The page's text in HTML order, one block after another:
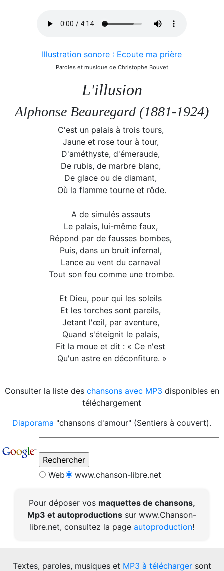
Illustration sonore : Ecoute ma prière
Paroles et musique de Christophe Bouvet
L'illusion
Alphonse Beauregard (1881-1924)
C'est un palais à trois tours,
Jaune et rose tour à tour,
D'améthyste, d'émeraude,
De rubis, de marbre blanc,
De glace ou de diamant,
Où la flamme tourne et rôde.
A de simulés assauts
Le palais, lui-même faux,
Répond par de fausses bombes,
Puis, dans un bruit infernal,
Lance au vent du carnaval
Tout son feu comme une trombe.
Et Dieu, pour qui les soleils
Et les torches sont pareils,
Jetant l'œil, par aventure,
Quand s'éteignit le palais,
Fit la moue et dit : « Ce n'est
Qu'un astre en déconfiture. »
Consulter la liste des chansons avec MP3 disponibles en
téléchargement
Diaporama "chansons d'amour" (Sentiers à couvert).
Web www.chanson-libre.net
Pour déposer vos maquettes de chansons,
Mp3 et autoproductions sur www.Chanson-
libre.net, consultez la page autoproduction!
Textes, paroles, musiques et MP3 à téléchargersont